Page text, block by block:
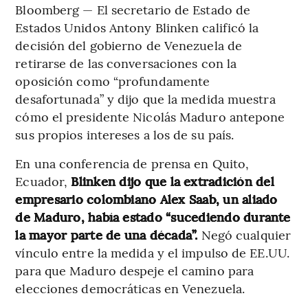
Bloomberg — El secretario de Estado de
Estados Unidos Antony Blinken calificó la
decisión del gobierno de Venezuela de
retirarse de las conversaciones con la
oposición como “profundamente
desafortunada” y dijo que la medida muestra
cómo el presidente Nicolás Maduro antepone
sus propios intereses a los de su país.
En una conferencia de prensa en Quito,
Ecuador, Blinken dijo que la extradición del
empresario colombiano Alex Saab, un aliado
de Maduro, había estado “sucediendo durante
la mayor parte de una década”. Negó cualquier
vínculo entre la medida y el impulso de EE.UU.
para que Maduro despeje el camino para
elecciones democráticas en Venezuela.